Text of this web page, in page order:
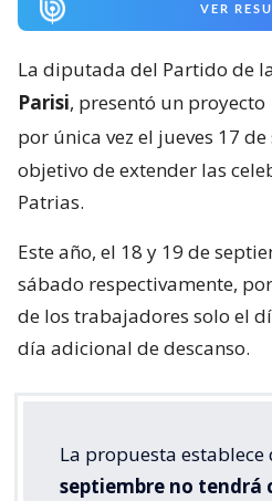
VER
La diputada del Partido de la
Parisi, presentó un proyecto
por única vez el jueves 17
objetivo de extender las
Patrias.
Este año, el 18 y 19 de
sábado respectivamente,
de los trabajadores solo el
día adicional de descanso.
La propuesta establece
septiembre no tendrá